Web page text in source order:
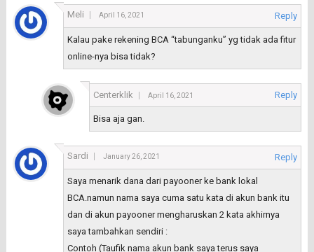
Meli April 16, 2021 Reply
Kalau pake rekening BCA “tabunganku” yg tidak ada fitur
online-nya bisa tidak?
Centerklik April 16, 2021 Reply
Bisa aja gan.
Sardi January 26, 2021 Reply
Saya menarik dana dari payooner ke bank lokal
BCA.namun nama saya cuma satu kata di akun bank itu
dan di akun payooner mengharuskan 2 kata akhirnya
saya tambahkan sendiri :
Contoh (Taufik nama akun bank saya terus saya